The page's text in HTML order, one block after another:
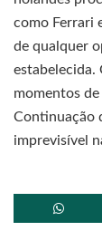
como Ferrari
de qualquer
estabelecida.
momentos
Continuação
imprevisível